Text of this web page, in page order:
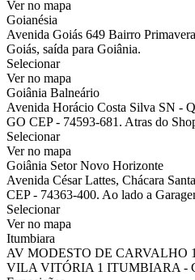
Ver no mapa
Goianésia
Avenida Goiás 649 Bairro
Goiás, saída para Goiânia.
Selecionar
Ver no mapa
Goiânia Balneário
Avenida Horácio Costa Silva SN -
GO CEP - 74593-681. Atras do
Selecionar
Ver no mapa
Goiânia Setor Novo Horizonte
Avenida César Lattes, Chácara
CEP - 74363-400. Ao lado a
Selecionar
Ver no mapa
Itumbiara
AV MODESTO DE CARVALHO
VILA VITÓRIA 1 ITUMBIARA -